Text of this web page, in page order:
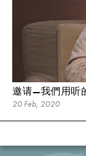
邀请—我們用听
20 Feb, 2020